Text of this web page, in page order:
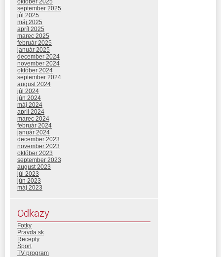
september 2025
júl 2025
máj 2025
apríl 2025
marec 2025
február 2025
január 2025
december 2024
november 2024
október 2024
september 2024
august 2024
júl 2024
jún 2024
máj 2024
apríl 2024
marec 2024
február 2024
január 2024
december 2023
november 2023
október 2023
september 2023
august 2023
júl 2023
jún 2023
máj 2023
Odkazy
Fotky
Pravda.sk
Recepty
Šport
TV program